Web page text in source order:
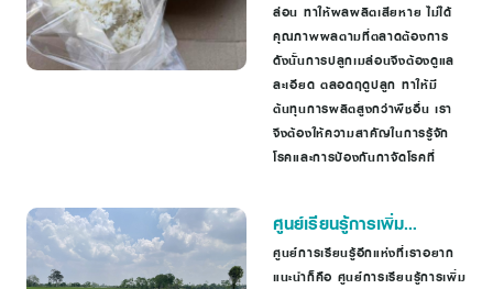
ล่อน ทาให้ผลผลิตเสียหาย ไม่ได้
คุณภาพผลตามที่ตลาดต้องการ
ดังนั้นการปลูกเมล่อนจึงต้องดูแล
ละเอียด ตลอดฤดูปลูก ทาให้มี
ต้นทุนการผลิตสูงกว่าพืชอื่น เรา
จึงต้องให้ความสาคัญในการรู้จัก
โรคและการป้องกันกาจัดโรคที่
ศูนย์เรียนรู้การเพิ่ม
ประสิทธิภาพการผลิตข้าว
ศูนย์การเรียนรู้อีกแห่งที่เราอยาก
แนะนำก็คือ ศูนย์การเรียนรู้การเพิ่ม